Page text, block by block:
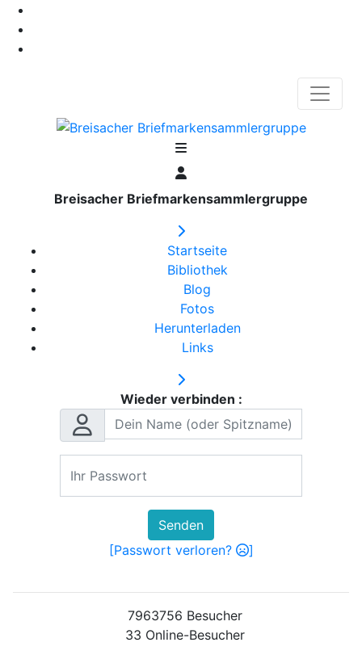
Breisacher Briefmarkensammlergruppe
Startseite
Bibliothek
Blog
Fotos
Herunterladen
Links
Wieder verbinden :
Senden
[Passwort verloren?
]
7963756 Besucher
33 Online-Besucher